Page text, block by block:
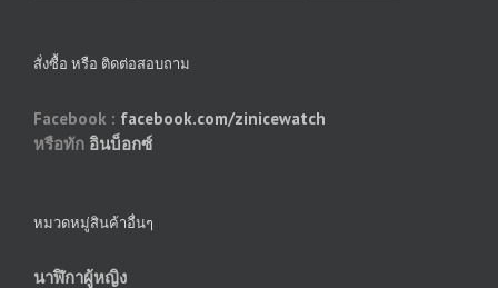
สั่งซื้อ หรือ ติดต่อสอบถาม
Facebook : facebook.com/zinicewatch
หรือทัก อินบ็อกซ์
หมวดหมู่สินค้าอื่นๆ
นาฬิกาผู้หญิง